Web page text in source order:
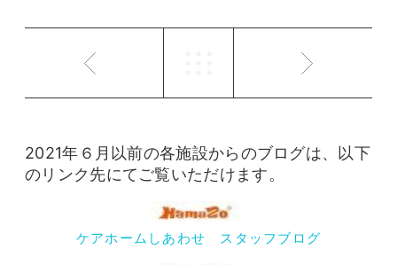
2021年６月以前の各施設からのブログは、以下
のリンク先にてご覧いただけます。
ケアホームしあわせ スタッフブログ